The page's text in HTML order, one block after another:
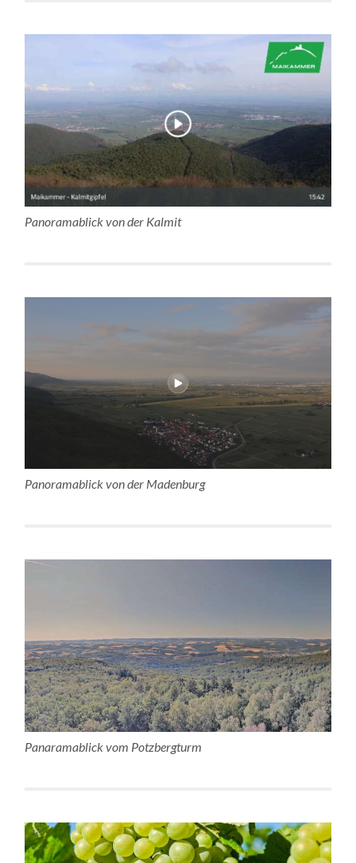
Panoramablick von der Kalmit
Panoramablick von der Madenburg
Panaramablick vom Potzbergturm